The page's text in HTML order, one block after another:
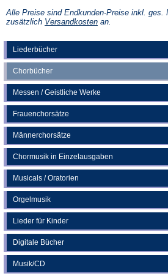
Liederbücher
Chorbücher
Messen / Geistliche Werke
Frauenchorsätze
Männerchorsätze
Chormusik in Einzelausgaben
Musicals / Oratorien
Orgelmusik
Lieder für Kinder
Digitale Bücher
Musik/CD
einem
neuen
Alle Preise sind Endkunden-Preise inkl. ges.
zusätzlich Versandkosten(Öffnet
an.